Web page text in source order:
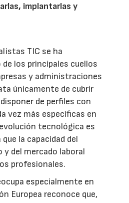
implantarlas y
TIC se ha
los principales cuellos
y administraciones
únicamente de cubrir
de perfiles con
vez más específicas en
tecnológica es
la capacidad del
del mercado laboral
profesionales.
especialmente en
Europea reconoce que,